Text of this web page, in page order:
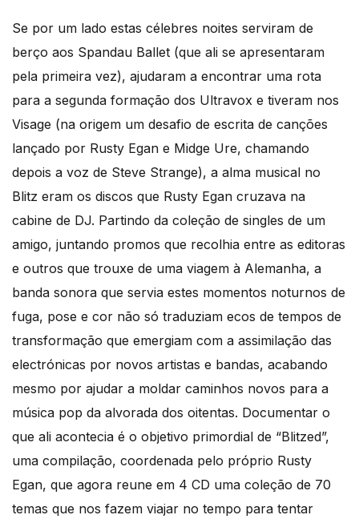
Se por um lado estas célebres noites serviram de
berço aos Spandau Ballet (que ali se apresentaram
pela primeira vez), ajudaram a encontrar uma rota
para a segunda formação dos Ultravox e tiveram nos
Visage (na origem um desafio de escrita de canções
lançado por Rusty Egan e Midge Ure, chamando
depois a voz de Steve Strange), a alma musical no
Blitz eram os discos que Rusty Egan cruzava na
cabine de DJ. Partindo da coleção de singles de um
amigo, juntando promos que recolhia entre as editoras
e outros que trouxe de uma viagem à Alemanha, a
banda sonora que servia estes momentos noturnos de
fuga, pose e cor não só traduziam ecos de tempos de
transformação que emergiam com a assimilação das
electrónicas por novos artistas e bandas, acabando
mesmo por ajudar a moldar caminhos novos para a
música pop da alvorada dos oitentas. Documentar o
que ali acontecia é o objetivo primordial de “Blitzed”,
uma compilação, coordenada pelo próprio Rusty
Egan, que agora reune em 4 CD uma coleção de 70
temas que nos fazem viajar no tempo para tentar